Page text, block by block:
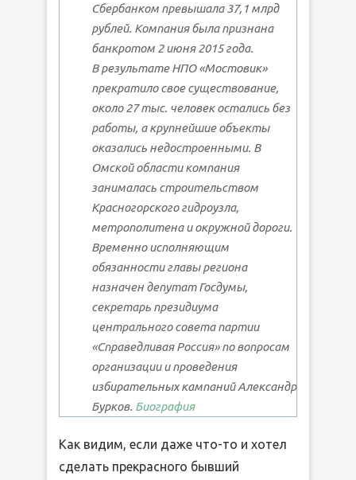
Сбербанком превышала 37,1 млрд
рублей. Компания была признана
банкротом 2 июня 2015 года.
В результате НПО «Мостовик»
прекратило свое существование,
около 27 тыс. человек остались без
работы, а крупнейшие объекты
оказались недостроенными. В
Омской области компания
занималась строительством
Красногорского гидроузла,
метрополитена и окружной дороги.​
Временно исполняющим
обязанности главы региона
назначен депутат Госдумы,
секретарь президиума
центрального совета партии
«Справедливая Россия» по вопросам
организации и проведения
избирательных кампаний Александр
Бурков. Биография
Как видим, если даже что-то и хотел
сделать прекрасного бывший